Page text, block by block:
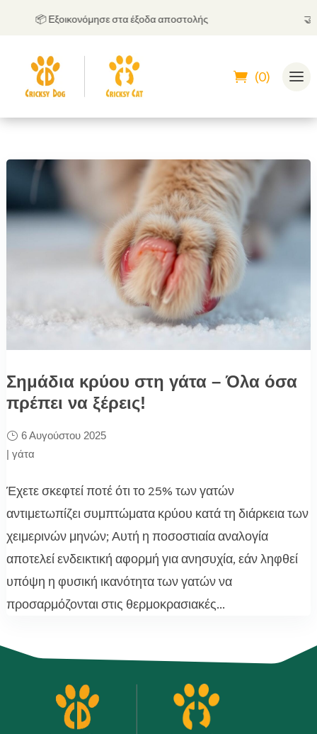
📦 Εξοικονόμησε στα έξοδα αποστολής
(0)
Σημάδια κρύου στη γάτα – Όλα όσα
πρέπει να ξέρεις!
6 Αυγούστου 2025
| γάτα
Έχετε σκεφτεί ποτέ ότι το 25% των γατών
αντιμετωπίζει συμπτώματα κρύου κατά τη διάρκεια των
χειμερινών μηνών; Αυτή η ποσοστιαία αναλογία
αποτελεί ενδεικτική αφορμή για ανησυχία, εάν ληφθεί
υπόψη η φυσική ικανότητα των γατών να
προσαρμόζονται στις θερμοκρασιακές...